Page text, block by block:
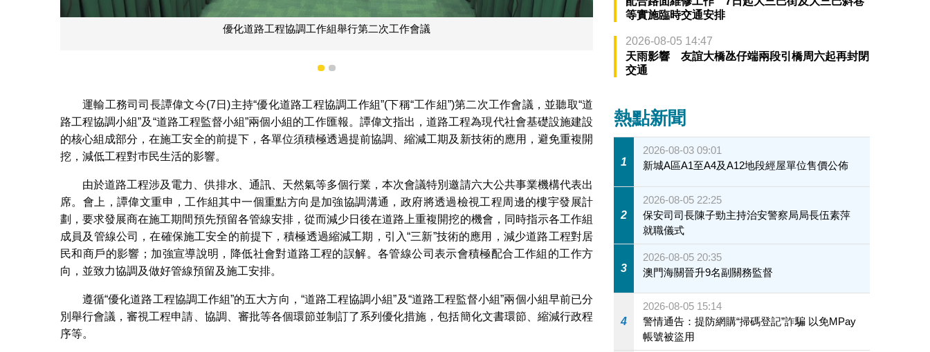
優化道路工程協調工作組舉行第二次工作會議
1 2
運輸工務司司長譚偉文今(7日)主持“優化道路工程協調工作組”(下稱“工作組”)第二次工作會議，並聽取“道
路工程協調小組”及“道路工程監督小組”兩個小組的工作匯報。譚偉文指出，道路工程為現代社會基礎設施建設
的核心組成部分，在施工安全的前提下，各單位須積極透過提前協調、縮減工期及新技術的應用，避免重複開
挖，減低工程對巿民生活的影響。
由於道路工程涉及電力、供排水、通訊、天然氣等多個行業，本次會議特別邀請六大公共事業機構代表出
席。會上，譚偉文重申，工作組其中一個重點方向是加強協調溝通，政府將透過檢視工程周邊的樓宇發展計
劃，要求發展商在施工期間預先預留各管線安排，從而減少日後在道路上重複開挖的機會，同時指示各工作組
成員及管線公司，在確保施工安全的前提下，積極透過縮減工期，引入“三新”技術的應用，減少道路工程對居
民和商戶的影響；加強宣導說明，降低社會對道路工程的誤解。各管線公司表示會積極配合工作組的工作方
向，並致力協調及做好管線預留及施工安排。
遵循“優化道路工程協調工作組”的五大方向，“道路工程協調小組”及“道路工程監督小組”兩個小組早前已分
別舉行會議，審視工程申請、協調、審批等各個環節並制訂了系列優化措施，包括簡化文書環節、縮減行政程
序等。
等實施臨時交通安排
2026-08-05 14:47
天雨影響 友誼大橋氹仔端兩段引橋周六起再封閉
交通
熱點新聞
1
2026-08-03 09:01
新城A區A1至A4及A12地段經屋單位售價公佈
2
2026-08-05 22:25
保安司司長陳子勁主持治安警察局局長伍素萍
就職儀式
3
2026-08-05 20:35
澳門海關晉升9名副關務監督
4
2026-08-05 15:14
警情通告：提防網購“掃碼登記”詐騙 以免MPay
帳號被盜用